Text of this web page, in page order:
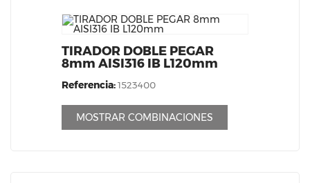
TIRADOR DOBLE PEGAR
8mm AISI316 IB L120mm
Referencia:1523400
MOSTRAR COMBINACIONES